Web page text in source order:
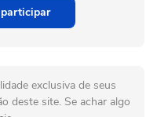
exclusiva de seus
deste site. Se achar algo